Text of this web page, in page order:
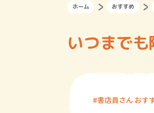
ホーム おすすめ
いつまで
書店員さん おす